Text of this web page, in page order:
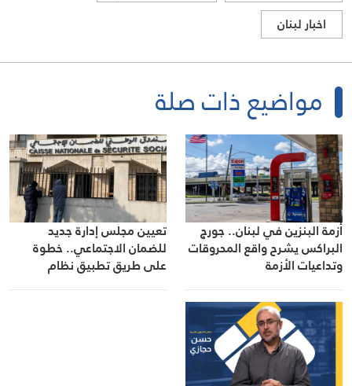
اخبار لبنان
مواضيع ذات صلة
أزمة البنزين في لبنان.. جورج
البراكس يشرح واقع المحروقات
وتداعيات الأزمة
تعيين مجلس إدارة جديد
للضمان الاجتماعي.. خطوة
على طريق تطبيق نظام